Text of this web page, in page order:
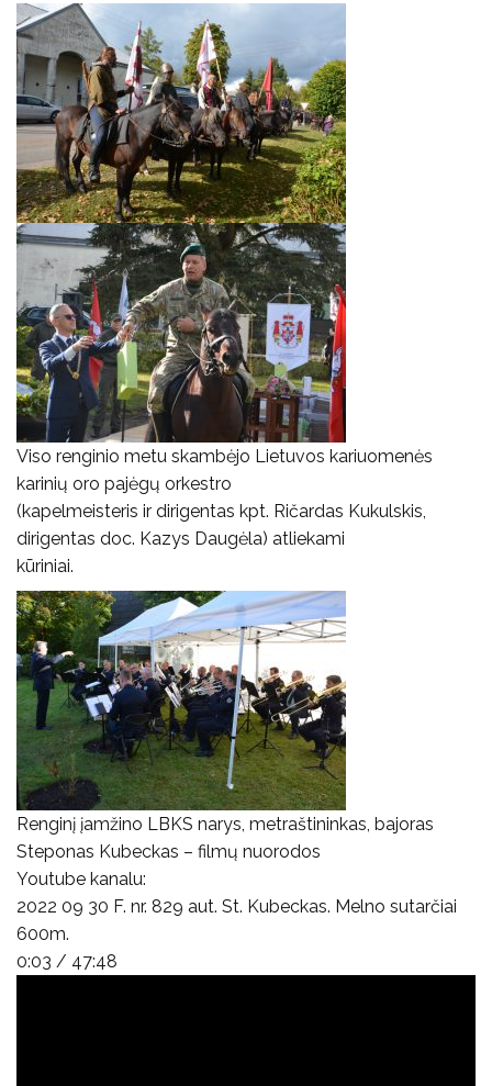
Viso renginio metu skambėjo Lietuvos kariuomenės
karinių oro pajėgų orkestro
(kapelmeisteris ir dirigentas kpt. Ričardas Kukulskis,
dirigentas doc. Kazys Daugėla) atliekami
kūriniai.
Renginį įamžino LBKS narys, metraštininkas, bajoras
Steponas Kubeckas – filmų nuorodos
Youtube kanalu:
2022 09 30 F. nr. 829 aut. St. Kubeckas. Melno sutarčiai
600m.
0:03 / 47:48